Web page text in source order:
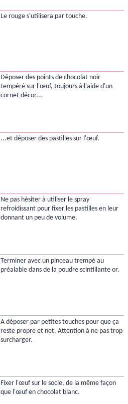
Le rouge s'utilisera par touche.
Déposer des points de chocolat noir
tempéré sur l'œuf, toujours à l'aide d'un
cornet décor...
...et déposer des pastilles sur l'œuf.
Ne pas hésiter à utiliser le spray
refroidissant pour fixer les pastilles en leur
donnant un peu de volume.
Terminer avec un pinceau trempé au
préalable dans de la poudre scintillante or.
A déposer par petites touches pour que ça
reste propre et net. Attention à ne pas trop
surcharger.
Fixer l'œuf sur le socle, de la même façon
que l'œuf en chocolat blanc.